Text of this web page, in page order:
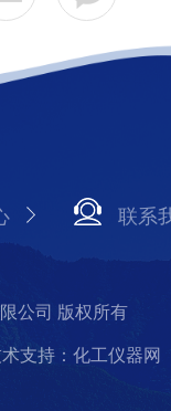
联系
公司 版权所有
支持：化工仪器网